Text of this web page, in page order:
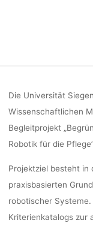
Die Universität
Wissenschaftlichen
Begleitprojekt
Robotik für die
Projektziel besteht in
praxisbasierten
robotischer
Kriterienkatalogs zur